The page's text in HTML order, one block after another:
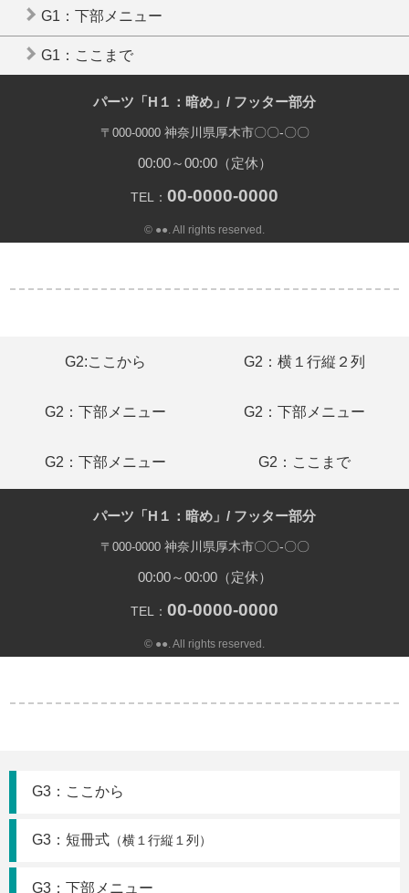
G1：下部メニュー
G1：ここまで
パーツ「H１：暗め」/ フッター部分
〒000-0000 神奈川県厚木市〇〇-〇〇
00:00～00:00（定休）
TEL： 00-0000-0000
© ●●. All rights reserved.
G2:ここから G2：横１行縦２列
G2：下部メニュー G2：下部メニュー
G2：下部メニュー G2：ここまで
パーツ「H１：暗め」/ フッター部分
〒000-0000 神奈川県厚木市〇〇-〇〇
00:00～00:00（定休）
TEL： 00-0000-0000
© ●●. All rights reserved.
G3：ここから
G3：短冊式 （横１行縦１列）
G3：下部メニュー